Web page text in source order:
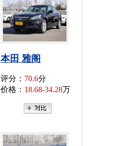
本田 雅阁
评分： 70.6分
价格： 18.68-34.28万